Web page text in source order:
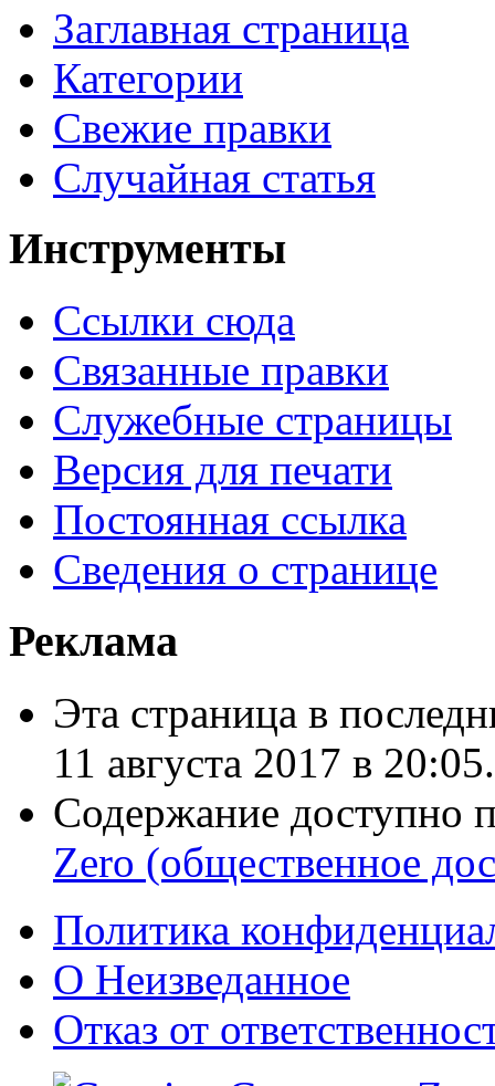
Заглавная страница
Категории
Свежие правки
Случайная статья
Инструменты
Ссылки сюда
Связанные правки
Служебные страницы
Версия для печати
Постоянная ссылка
Сведения о странице
Реклама
Эта страница в
11 августа 2017 в 20:05.
Содержание доступно
Zero (общественное
Политика
О Неизведанное
Отказ от